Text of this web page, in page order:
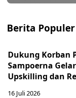
Berita Populer
Dukung Korban
Sampoerna
Upskilling dan
16 Juli 2026